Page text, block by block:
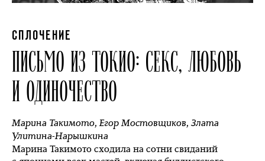
СПЛОЧЕНИЕ
ПИСЬМО ИЗ ТОКИО: СЕКС, ЛЮБОВЬ
И ОДИНОЧЕСТВО
Марина Такимото,Егор Мостовщиков,Злата
Улитина-Нарышкина
Марина Такимото сходила на сотни свиданий